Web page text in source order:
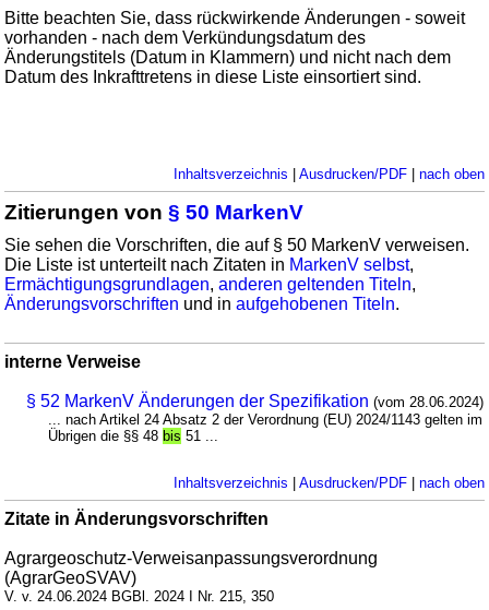
Bitte beachten Sie, dass rückwirkende Änderungen - soweit
vorhanden - nach dem Verkündungsdatum des
Änderungstitels (Datum in Klammern) und nicht nach dem
Datum des Inkrafttretens in diese Liste einsortiert sind.
Inhaltsverzeichnis Ausdrucken/PDF| nach oben
Zitierungen von§ 50 MarkenV
Sie sehen die Vorschriften, die auf § 50 MarkenV verweisen.
Die Liste ist unterteilt nach Zitaten in MarkenV selbst,
Ermächtigungsgrundlagen,anderen geltenden Titeln,
Änderungsvorschriften und inaufgehobenen Titeln.
interne Verweise
§ 52 MarkenV Änderungen der Spezifikation (vom 28.06.2024)
... nach Artikel 24 Absatz 2 der Verordnung (EU) 2024/1143 gelten im
Übrigen die §§ 48 bis 51 ...
Inhaltsverzeichnis Ausdrucken/PDF| nach oben
Zitate in Änderungsvorschriften
Agrargeoschutz-Verweisanpassungsverordnung
(AgrarGeoSVAV)
V. v. 24.06.2024 BGBl. 2024 I Nr. 215, 350